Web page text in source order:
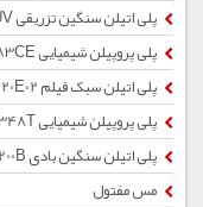
پلی اتیلن سنگین تزریقی 60505UV
پلی پروپیلن شیمیایی EP2X83CE
پلی اتیلن سبک فیلم 2420E02
پلی پروپیلن شیمیایی ZR348T
پلی اتیلن سنگین بادی 8200B
مس مفتول